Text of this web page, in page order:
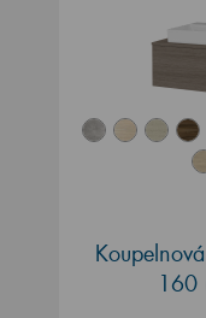
160